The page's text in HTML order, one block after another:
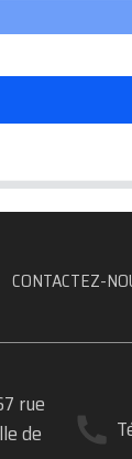
CONTACTEZ-
rue
de